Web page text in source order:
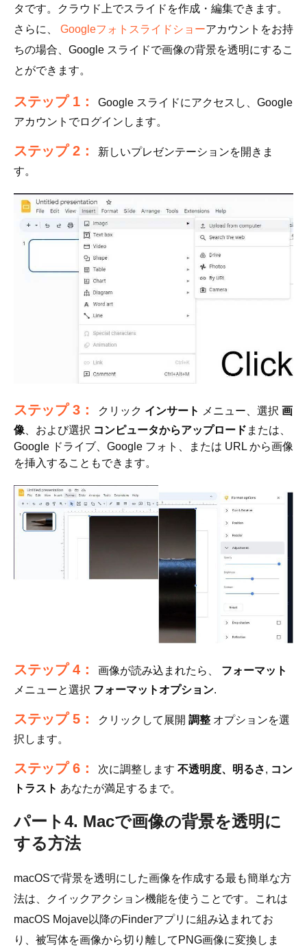
タです。クラウド上でスライドを作成・編集できます。
さらに、 Googleフォトスライドショーアカウントをお持
ちの場合、Google スライドで画像の背景を透明にするこ
とができます。
ステップ 1：
Google スライドにアクセスし、Google
アカウントでログインします。
ステップ 2：
新しいプレゼンテーションを開きま
す。
ステップ 3： クリック インサート メニュー、選択 画
像 、および選択 コンピュータからアップロード または、
Google ドライブ、Google フォト、または URL から画像
を挿入することもできます。
ステップ 4： 画像が読み込まれたら、 フォーマット
メニューと選択 フォーマットオプション.
ステップ 5： クリックして展開 調整 オプションを選
択します。
ステップ 6： 次に調整します 不透明度、明るさ, コン
トラスト あなたが満足するまで。
パート4. Macで画像の背景を透明に
する方法
macOSで背景を透明にした画像を作成する最も簡単な方
法は、クイックアクション機能を使うことです。これは
macOS Mojave以降のFinderアプリに組み込まれてお
り、被写体を画像から切り離してPNG画像に変換しま